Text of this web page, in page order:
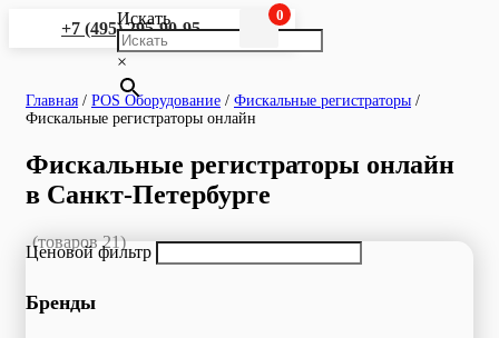
+7 (495) 295-90-95
Искать
×
0
Главная / POS Оборудование / Фискальные регистраторы /
Фискальные регистраторы онлайн
Фискальные регистраторы онлайн
в Санкт-Петербурге
(товаров 21)
Ценовой фильтр
Бренды